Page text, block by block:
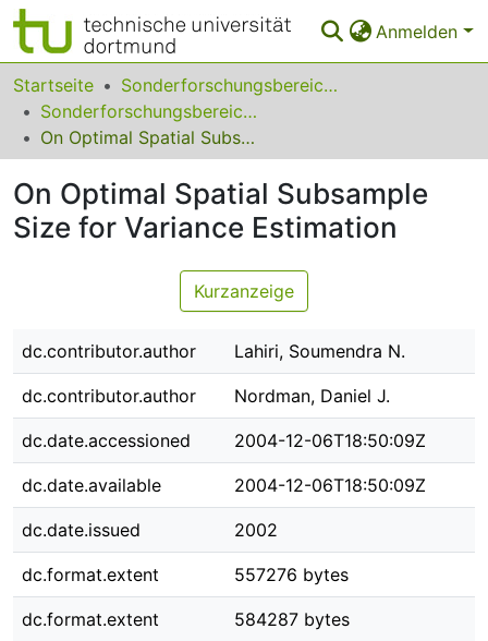
Anmelden
Bereiche & Sammlungen
Das gesamte Repositorium
FAQ
Zurück zur Startseite
Startseite
Sonderforschungsbereiche
Sonderforschungsbereich (SFB) 475
On Optimal Spatial Subsample Size for Variance Estimation
On Optimal Spatial Subsample
Size for Variance Estimation
Kurzanzeige
dc.contributor.author Lahiri, Soumendra N.
dc.contributor.author Nordman, Daniel J.
dc.date.accessioned 2004-12-06T18:50:09Z
dc.date.available 2004-12-06T18:50:09Z
dc.date.issued 2002
dc.format.extent 557276 bytes
dc.format.extent 584287 bytes